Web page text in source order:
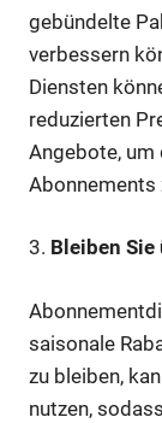
gebündelte
verbessern
Diensten
reduzierten
Angebote, um
Abonnements
3. Bleiben
saisonale
zu bleiben,
nutzen,